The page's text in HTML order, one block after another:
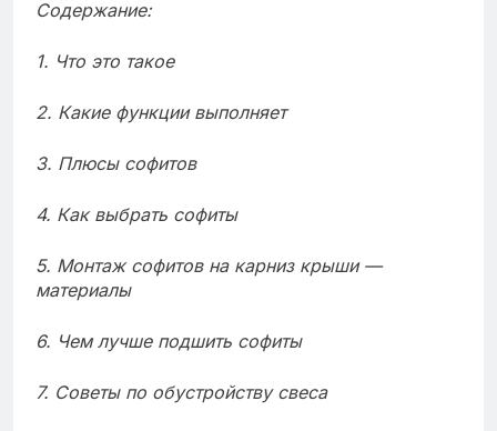
Содержание:
1. Что это такое
2. Какие функции выполняет
3. Плюсы софитов
4. Как выбрать софиты
5. Монтаж софитов на карниз крыши —
материалы
6. Чем лучше подшить софиты
7. Советы по обустройству свеса